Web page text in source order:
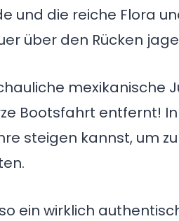
und die reiche Flora
über den Rücken
mexikanische
Bootsfahrt entfernt!
steigen kannst, um
ein wirklich